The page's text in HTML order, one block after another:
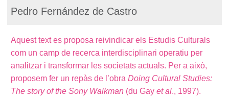
Pedro Fernández de Castro
Aquest text es proposa reivindicar els Estudis Culturals
com un camp de recerca interdisciplinari operatiu per
analitzar i transformar les societats actuals. Per a això,
proposem fer un repàs de l’obra Doing Cultural Studies:
The story of the Sony Walkman (du Gay et al., 1997).